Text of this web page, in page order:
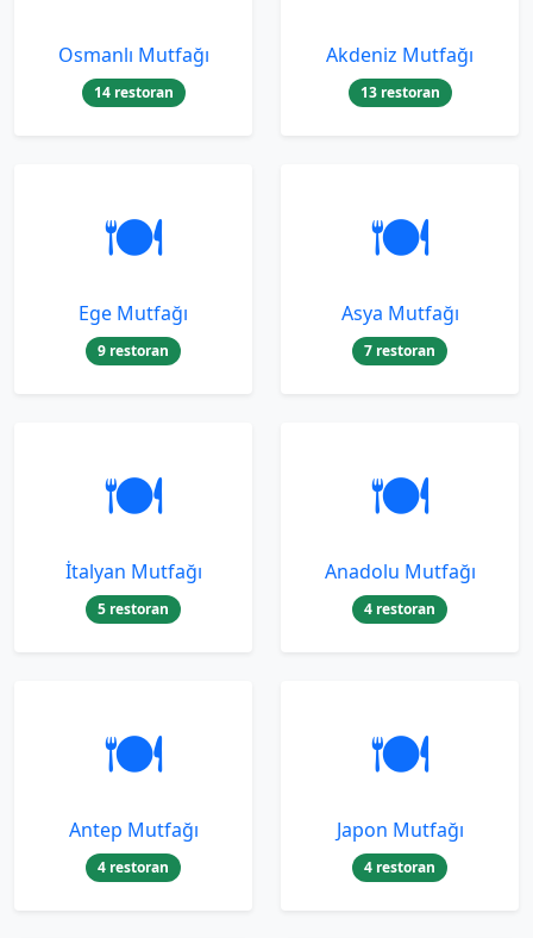
Osmanlı Mutfağı
14 restoran
Akdeniz Mutfağı
13 restoran
🍽️
Ege Mutfağı
9 restoran
🍽️
Asya Mutfağı
7 restoran
🍽️
İtalyan Mutfağı
5 restoran
🍽️
Anadolu Mutfağı
4 restoran
🍽️
Antep Mutfağı
4 restoran
🍽️
Japon Mutfağı
4 restoran